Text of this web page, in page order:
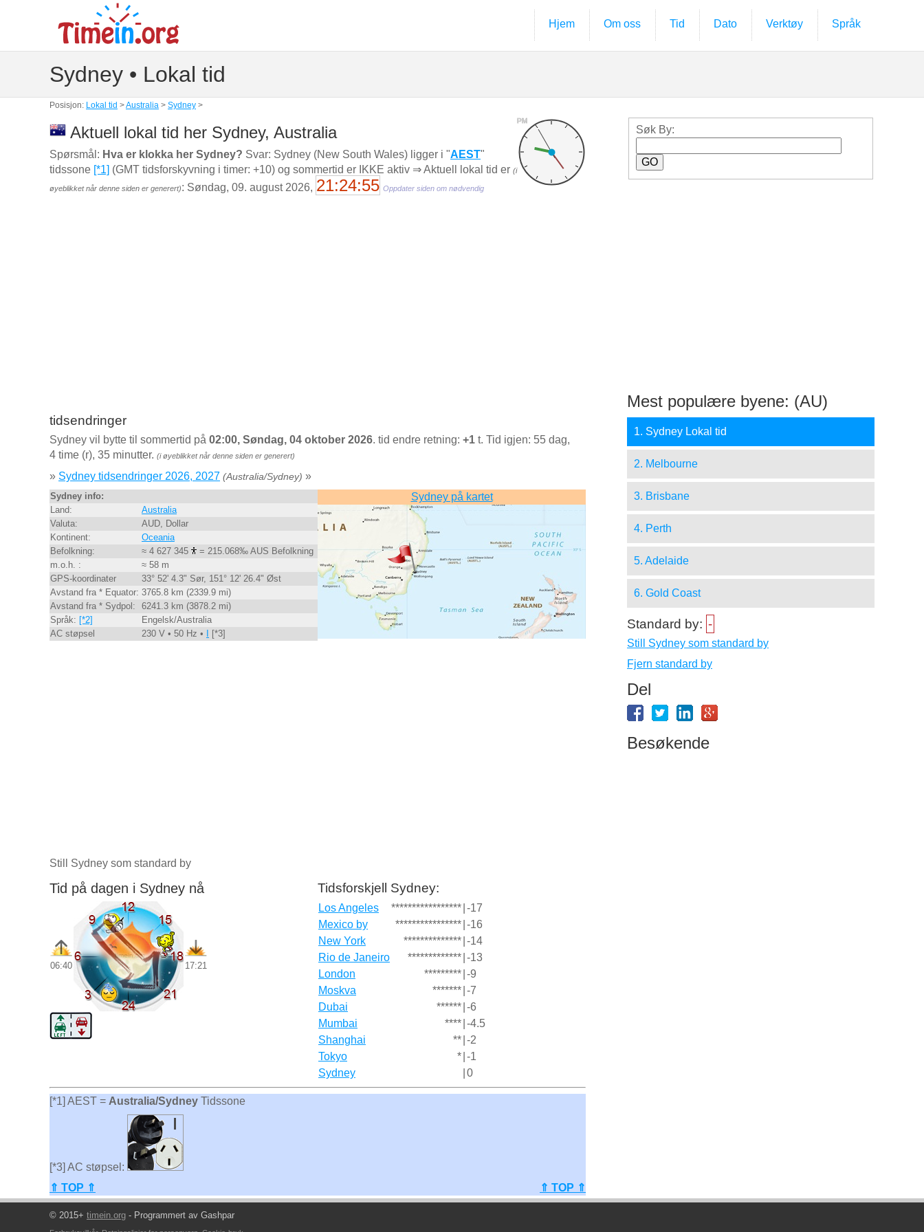
Hjem Om oss Tid Dato Verktøy Språk
Sydney • Lokal tid
Posisjon: Lokal tid >Australia > Sydney >
PM
Aktuell lokal tid her Sydney, Australia
Spørsmål: Hva er klokka her Sydney? Svar: Sydney (New South Wales) ligger i "AEST"
tidssone [*1] (GMT tidsforskyvning i timer: +10) og sommertid er IKKE aktiv ⇒ Aktuell lokal tid er (i
øyeblikket når denne siden er generert): Søndag, 09. august 2026, 21:24:56 Oppdater siden om nødvendig
tidsendringer
Sydney vil bytte til sommertid på 02:00, Søndag, 04 oktober 2026. tid endre retning: +1 t. Tid igjen: 55 dag,
4 time (r), 35 minutter. (i øyeblikket når denne siden er generert)
» Sydney tidsendringer 2026, 2027 (Australia/Sydney) »
Sydney info:
Land:
Australia
Valuta:
AUD, Dollar
Kontinent:
Oceania
Befolkning:
≈ 4 627 345
= 215.068‰ AUS Befolkning
m.o.h. :
≈ 58 m
GPS-koordinater
33° 52' 4.3" Sør, 151° 12' 26.4" Øst
Avstand fra * Equator: 3765.8 km (2339.9 mi)
Avstand fra * Sydpol:
6241.3 km (3878.2 mi)
Språk: [*2]
Engelsk/Australia
AC støpsel
230 V • 50 Hz • [*3]
Sydney på kartet
Still Sydney som standard by
Tid på dagen i Sydney nå
06:40 17:21
Tidsforskjell Sydney:
Los Angeles ***************** -17
Mexico by
**************** -16
New York
************** -14
Rio de Janeiro
************* -13
London
********* -9
Moskva
******* -7
Dubai
****** -6
Mumbai
**** -4.5
Shanghai
** -2
Tokyo
* -1
Sydney
0
[*1] AEST = Australia/Sydney Tidssone
[*3] AC støpsel:
⇑ TOP ⇑
⇑ TOP ⇑
Søk By:
Mest populære byene: (AU)
1. Sydney Lokal tid
2. Melbourne
3. Brisbane
4. Perth
5. Adelaide
6. Gold Coast
Standard by: -
Still Sydney som standard by
Fjern standard by
Del
Besøkende
© 2015+ timein.org - Programmert av Gashpar